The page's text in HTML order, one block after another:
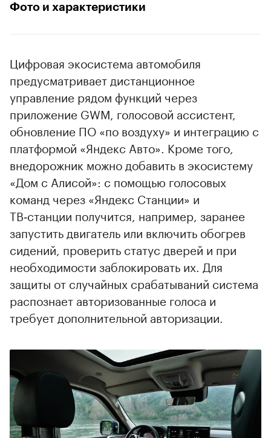
Фото и характеристики
Цифровая экосистема автомобиля
предусматривает дистанционное
управление рядом функций через
приложение GWM, голосовой ассистент,
обновление ПО «по воздуху» и интеграцию с
платформой «Яндекс Авто». Кроме того,
внедорожник можно добавить в экосистему
«Дом с Алисой»: с помощью голосовых
команд через «Яндекс Станции» и
ТВ‑станции получится, например, заранее
запустить двигатель или включить обогрев
сидений, проверить статус дверей и при
необходимости заблокировать их. Для
защиты от случайных срабатываний система
распознает авторизованные голоса и
требует дополнительной авторизации.